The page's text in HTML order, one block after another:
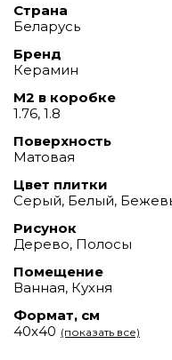
Страна
Беларусь
Бренд
Керамин
М2 в коробке
1.76, 1.8
Поверхность
Матовая
Цвет плитки
Серый, Белый,
Рисунок
Дерево, Полосы
Помещение
Ванная, Кухня
Формат, см
40x40 (показать все)